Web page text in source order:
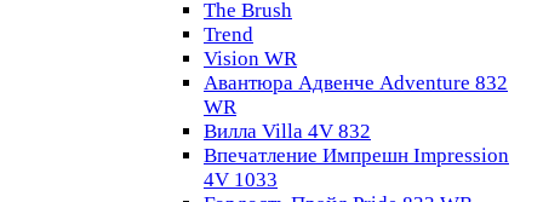
The Brush
Trend
Vision WR
Авантюра Адвенче Adventure 832
WR
Вилла Villa 4V 832
Впечатление Импрешн Impression
4V 1033